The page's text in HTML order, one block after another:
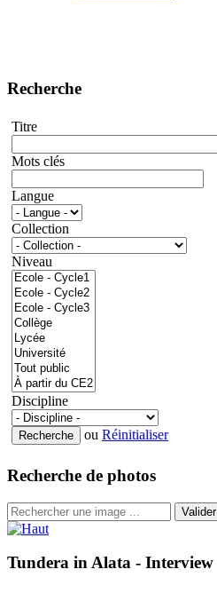
Recherche
Titre
Mots clés
Langue
Collection
Niveau
Discipline
ou Réinitialiser
Recherche de photos
Valider
Tundera in Alata - Interview